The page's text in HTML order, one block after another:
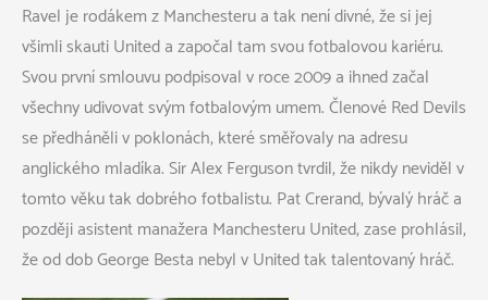
Ravel je rodákem z Manchesteru a tak není divné, že si jej
všimli skauti United a započal tam svou fotbalovou kariéru.
Svou první smlouvu podpisoval v roce 2009 a ihned začal
všechny udivovat svým fotbalovým umem. Členové Red Devils
se předháněli v poklonách, které směřovaly na adresu
anglického mladíka. Sir Alex Ferguson tvrdil, že nikdy neviděl v
tomto věku tak dobrého fotbalistu. Pat Crerand, bývalý hráč a
později asistent manažera Manchesteru United, zase prohlásil,
že od dob George Besta nebyl v United tak talentovaný hráč.